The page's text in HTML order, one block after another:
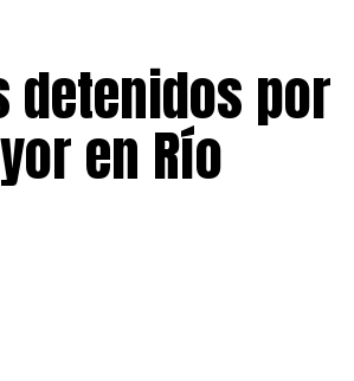
detenidos por
en Río